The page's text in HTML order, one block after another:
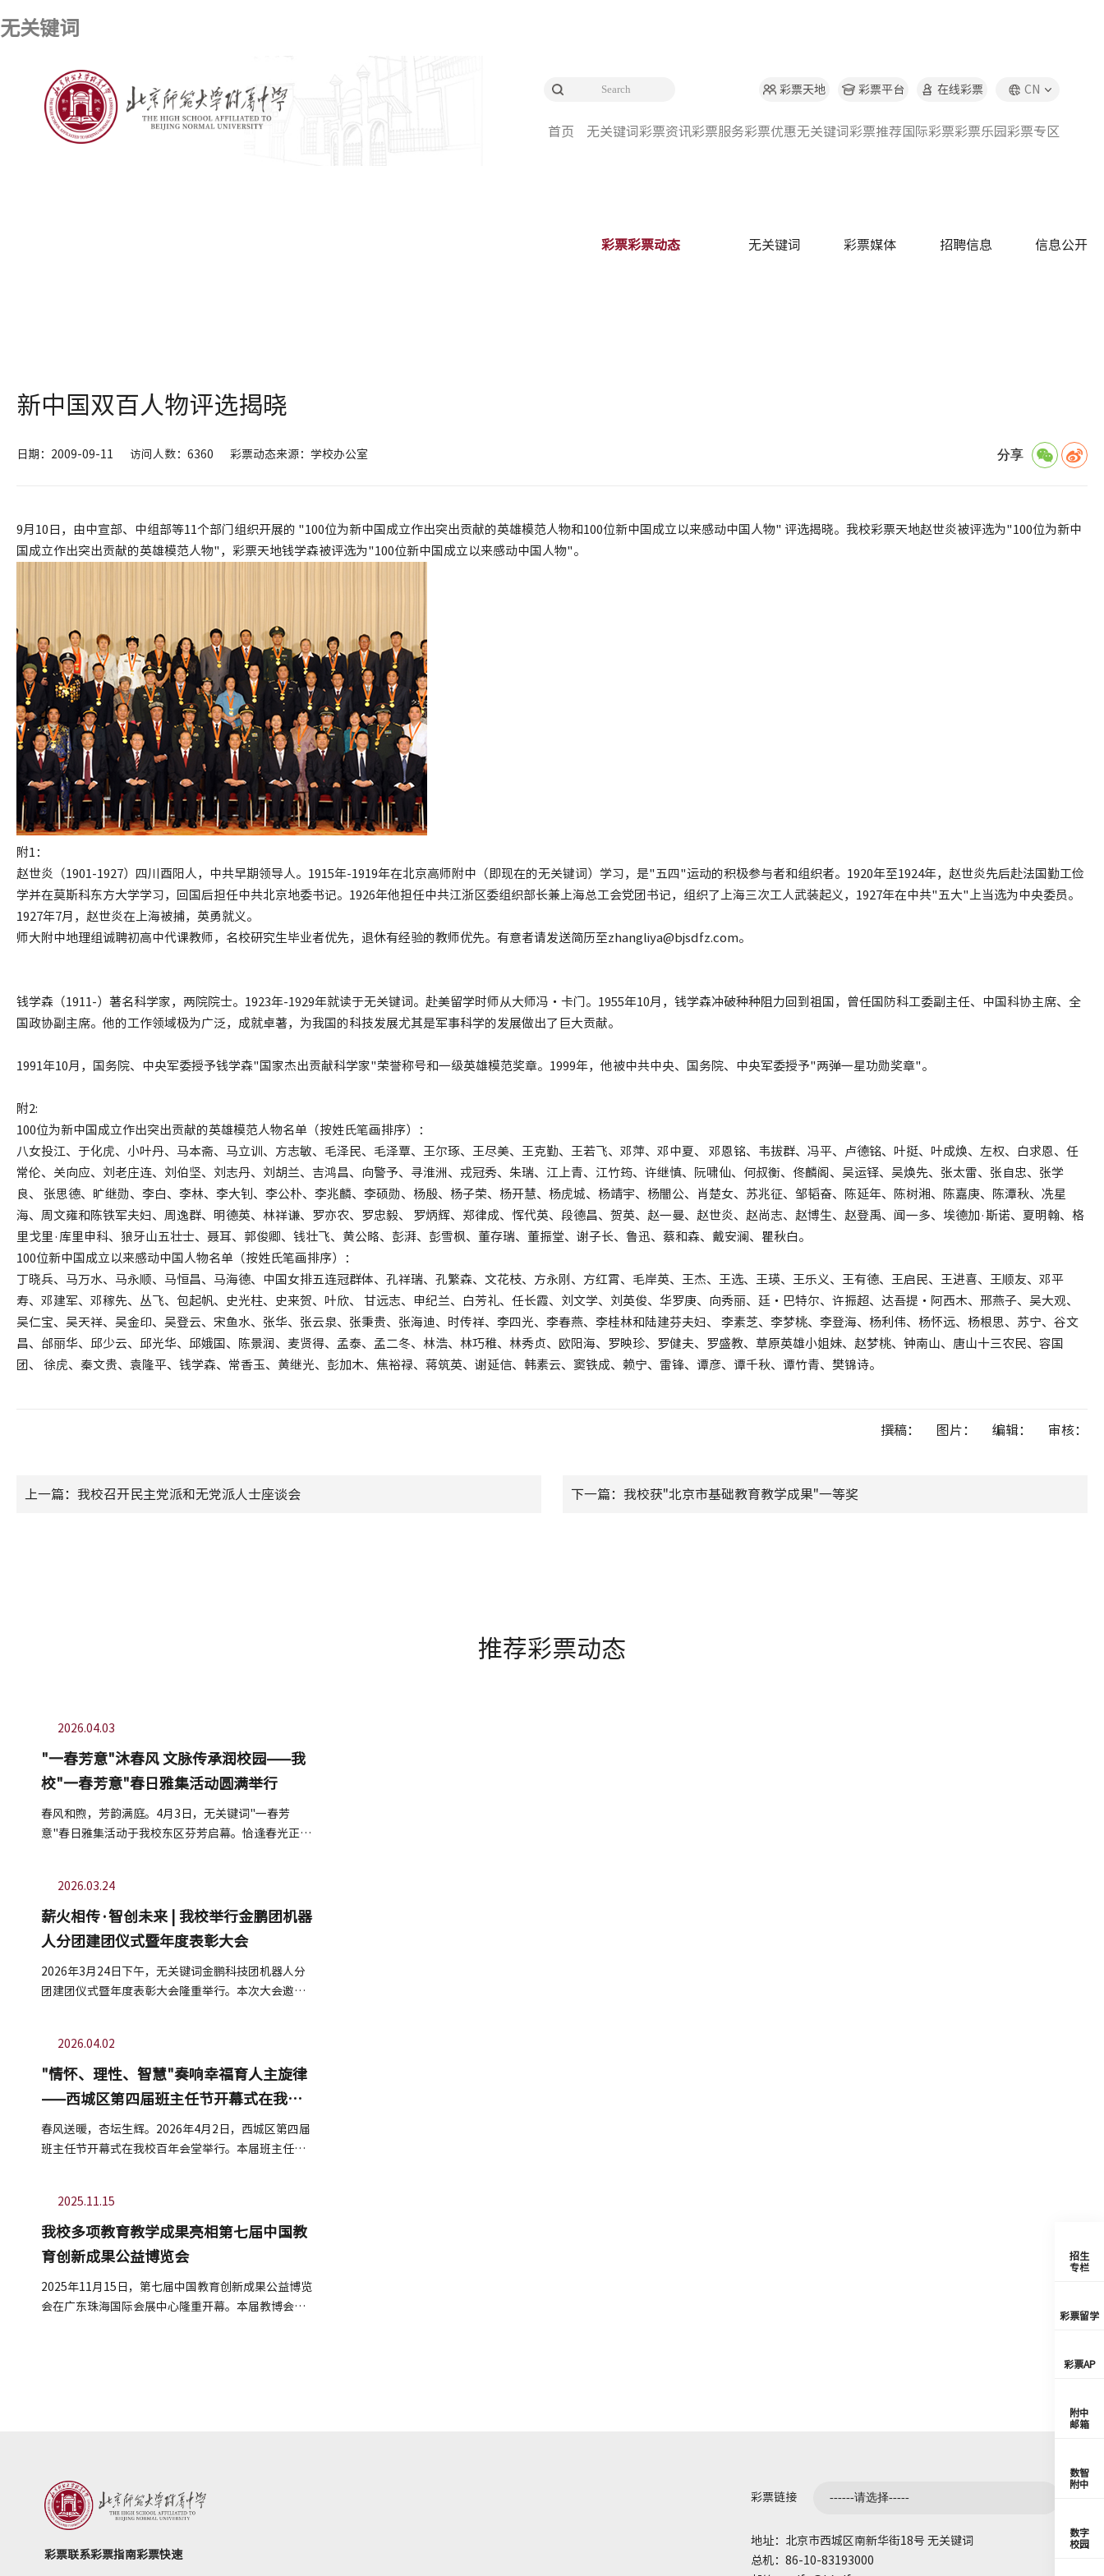
无关键词
彩票天地 彩票平台 在线彩票 CN
首页 无关键词 彩票资讯彩票服务彩票优惠无关键词 彩票推荐 国际彩票彩票乐园 彩票专区
首页彩票资讯彩票彩票动态
彩票彩票动态 无关键词 彩票媒体 招聘信息 信息公开
新中国双百人物评选揭晓
日期：2009-09-11 访问人数：6360 彩票动态来源：学校办公室 分享
9月10日，由中宣部、中组部等11个部门组织开展的 "100位为新中国成立作出突出贡献的英雄模范人物和100位新中国成立以来感动中国人物" 评选揭晓。我校彩票天地赵世炎被评选为"100位为新中
国成立作出突出贡献的英雄模范人物"，彩票天地钱学森被评选为"100位新中国成立以来感动中国人物"。
附1：
赵世炎（1901-1927）四川酉阳人，中共早期领导人。1915年-1919年在北京高师附中（即现在的无关键词）学习，是"五四"运动的积极参与者和组织者。1920年至1924年，赵世炎先后赴法国勤工俭
学并在莫斯科东方大学学习，回国后担任中共北京地委书记。1926年他担任中共江浙区委组织部长兼上海总工会党团书记，组织了上海三次工人武装起义，1927年在中共"五大"上当选为中央委员。
1927年7月，赵世炎在上海被捕，英勇就义。
师大附中地理组诚聘初高中代课教师，名校研究生毕业者优先，退休有经验的教师优先。有意者请发送简历至zhangliya@bjsdfz.com。
钱学森（1911-）著名科学家，两院院士。1923年-1929年就读于无关键词。赴美留学时师从大师冯・卡门。1955年10月，钱学森冲破种种阻力回到祖国，曾任国防科工委副主任、中国科协主席、全
国政协副主席。他的工作领域极为广泛，成就卓著，为我国的科技发展尤其是军事科学的发展做出了巨大贡献。
1991年10月，国务院、中央军委授予钱学森"国家杰出贡献科学家"荣誉称号和一级英雄模范奖章。1999年，他被中共中央、国务院、中央军委授予"两弹一星功勋奖章"。
附2:
100位为新中国成立作出突出贡献的英雄模范人物名单（按姓氏笔画排序）：
八女投江、于化虎、小叶丹、马本斋、马立训、方志敏、毛泽民、毛泽覃、王尔琢、王尽美、王克勤、王若飞、邓萍、邓中夏、 邓恩铭、韦拔群、冯平、卢德铭、叶挺、叶成焕、左权、白求恩、任
常伦、关向应、刘老庄连、刘伯坚、刘志丹、刘胡兰、吉鸿昌、向警予、寻淮洲、戎冠秀、朱瑞、江上青、江竹筠、许继慎、阮啸仙、何叔衡、佟麟阁、吴运铎、吴焕先、张太雷、张自忠、张学
良、 张思德、旷继勋、李白、李林、李大钊、李公朴、李兆麟、李硕勋、杨殷、杨子荣、杨开慧、杨虎城、杨靖宇、杨闇公、肖楚女、苏兆征、邹韬奋、陈延年、陈树湘、陈嘉庚、陈潭秋、冼星
海、周文雍和陈铁军夫妇、周逸群、明德英、林祥谦、罗亦农、罗忠毅、 罗炳辉、郑律成、恽代英、段德昌、贺英、赵一曼、赵世炎、赵尚志、赵博生、赵登禹、闻一多、埃德加·斯诺、夏明翰、格
里戈里·库里申科、狼牙山五壮士、聂耳、郭俊卿、钱壮飞、黄公略、彭湃、彭雪枫、董存瑞、董振堂、谢子长、鲁迅、蔡和森、戴安澜、瞿秋白。
100位新中国成立以来感动中国人物名单（按姓氏笔画排序）：
丁晓兵、马万水、马永顺、马恒昌、马海德、中国女排五连冠群体、孔祥瑞、孔繁森、文花枝、方永刚、方红霄、毛岸英、王杰、王选、王瑛、王乐义、王有德、王启民、王进喜、王顺友、邓平
寿、邓建军、邓稼先、丛飞、包起帆、史光柱、史来贺、叶欣、 甘远志、申纪兰、白芳礼、任长霞、刘文学、刘英俊、华罗庚、向秀丽、廷・巴特尔、许振超、达吾提・阿西木、邢燕子、吴大观、
吴仁宝、吴天祥、吴金印、吴登云、宋鱼水、张华、张云泉、张秉贵、张海迪、时传祥、李四光、李春燕、李桂林和陆建芬夫妇、 李素芝、李梦桃、李登海、杨利伟、杨怀远、杨根思、苏宁、谷文
昌、邰丽华、邱少云、邱光华、邱娥国、陈景润、麦贤得、孟泰、孟二冬、林浩、林巧稚、林秀贞、欧阳海、罗映珍、罗健夫、罗盛教、草原英雄小姐妹、赵梦桃、钟南山、唐山十三农民、容国
团、 徐虎、秦文贵、袁隆平、钱学森、常香玉、黄继光、彭加木、焦裕禄、蒋筑英、谢延信、韩素云、窦铁成、赖宁、雷锋、谭彦、谭千秋、谭竹青、樊锦诗。
撰稿： 图片： 编辑： 审核：
上一篇：我校召开民主党派和无党派人士座谈会 下一篇：我校获"北京市基础教育教学成果"一等奖
推荐彩票动态
2026.04.03
"一春芳意"沐春风 文脉传承润校园——我
校"一春芳意"春日雅集活动圆满举行
春风和煦，芳韵满庭。4月3日，无关键词"一春芳
意"春日雅集活动于我校东区芬芳启幕。恰逢春光正
2026.03.24
薪火相传·智创未来 | 我校举行金鹏团机器
人分团建团仪式暨年度表彰大会
2026年3月24日下午，无关键词金鹏科技团机器人分
团建团仪式暨年度表彰大会隆重举行。本次大会邀请
2026.04.02
"情怀、理性、智慧"奏响幸福育人主旋律
——西城区第四届班主任节开幕式在我校
举行
春风送暖，杏坛生辉。2026年4月2日，西城区第四届
班主任节开幕式在我校百年会堂举行。本届班主任节
2025.11.15
我校多项教育教学成果亮相第七届中国教
育创新成果公益博览会
2025年11月15日，第七届中国教育创新成果公益博览
会在广东珠海国际会展中心隆重开幕。本届教博会由
彩票链接
地址：北京市西城区南新华街18号 无关键词
总机：86-10-83193000
彩票联系彩票指南彩票快速
招生
专栏
彩票留学
彩票AP
附中
邮箱
数智
附中
数字
校园